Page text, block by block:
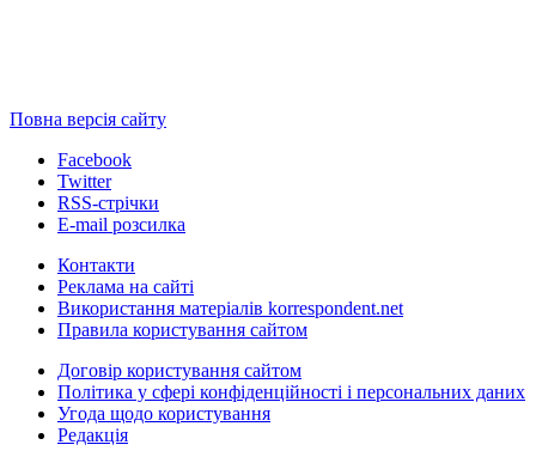
Повна версія сайту
Facebook
Twitter
RSS-стрічки
E-mail розсилка
Контакти
Реклама на сайті
Використання матеріалів korrespondent.net
Правила користування сайтом
Договір користування сайтом
Політика у сфері конфіденційності і персональних даних
Угода щодо користування
Редакція